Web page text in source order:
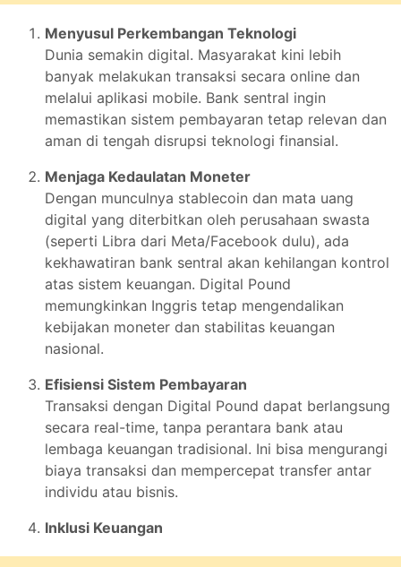
Menyusul Perkembangan Teknologi
Dunia semakin digital. Masyarakat kini lebih
banyak melakukan transaksi secara online dan
melalui aplikasi mobile. Bank sentral ingin
memastikan sistem pembayaran tetap relevan dan
aman di tengah disrupsi teknologi finansial.
Menjaga Kedaulatan Moneter
Dengan munculnya stablecoin dan mata uang
digital yang diterbitkan oleh perusahaan swasta
(seperti Libra dari Meta/Facebook dulu), ada
kekhawatiran bank sentral akan kehilangan kontrol
atas sistem keuangan. Digital Pound
memungkinkan Inggris tetap mengendalikan
kebijakan moneter dan stabilitas keuangan
nasional.
Efisiensi Sistem Pembayaran
Transaksi dengan Digital Pound dapat berlangsung
secara real-time, tanpa perantara bank atau
lembaga keuangan tradisional. Ini bisa mengurangi
biaya transaksi dan mempercepat transfer antar
individu atau bisnis.
Inklusi Keuangan